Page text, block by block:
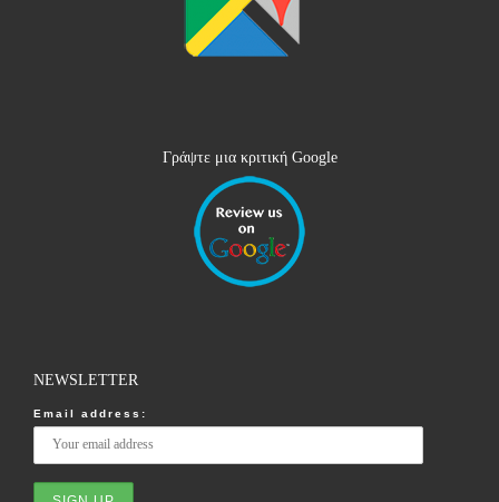
Γράψτε μια κριτική Google
NEWSLETTER
Email address: